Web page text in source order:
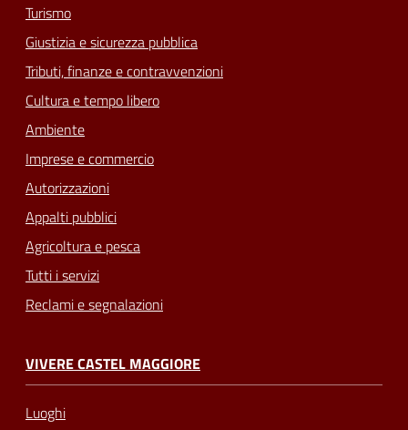
Turismo
Giustizia e sicurezza pubblica
Tributi, finanze e contravvenzioni
Cultura e tempo libero
Ambiente
Imprese e commercio
Autorizzazioni
Appalti pubblici
Agricoltura e pesca
Tutti i servizi
Reclami e segnalazioni
VIVERE CASTEL MAGGIORE
Luoghi